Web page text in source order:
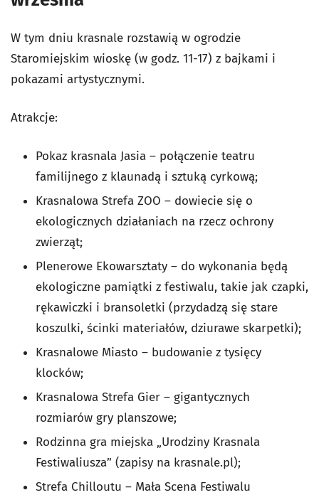
W tym dniu krasnale rozstawią w ogrodzie
Staromiejskim wioskę (w godz. 11-17) z bajkami i
pokazami artystycznymi.
Atrakcje:
Pokaz krasnala Jasia – połączenie teatru
familijnego z klaunadą i sztuką cyrkową;
Krasnalowa Strefa ZOO – dowiecie się o
ekologicznych działaniach na rzecz ochrony
zwierząt;
Plenerowe Ekowarsztaty – do wykonania będą
ekologiczne pamiątki z festiwalu, takie jak czapki,
rękawiczki i bransoletki (przydadzą się stare
koszulki, ścinki materiałów, dziurawe skarpetki);
Krasnalowe Miasto – budowanie z tysięcy
klocków;
Krasnalowa Strefa Gier – gigantycznych
rozmiarów gry planszowe;
Rodzinna gra miejska „Urodziny Krasnala
Festiwaliusza” (zapisy na krasnale.pl);
Strefa Chilloutu – Mała Scena Festiwalu